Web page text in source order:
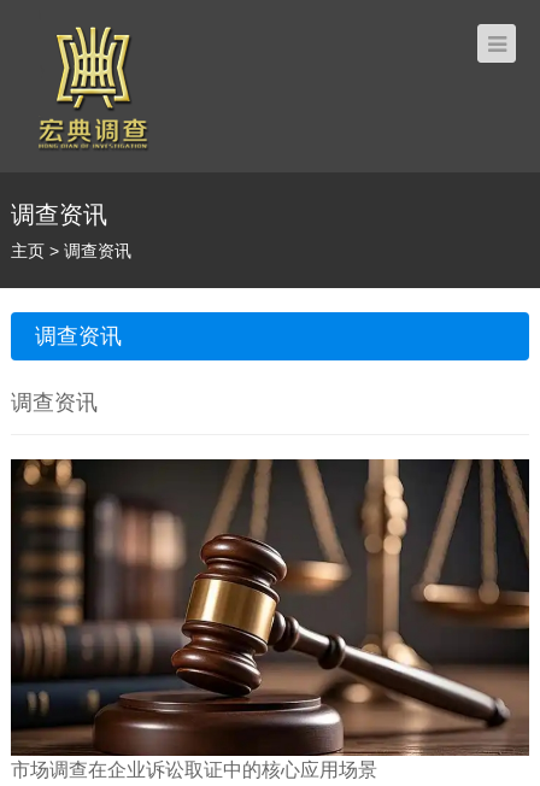
调查资讯
主页> 调查资讯
调查资讯
调查资讯
市场调查在企业诉讼取证中的核心应用场景